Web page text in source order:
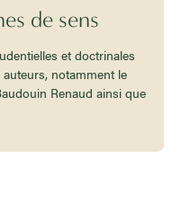
de sens
et doctrinales
notamment le
Renaud ainsi que